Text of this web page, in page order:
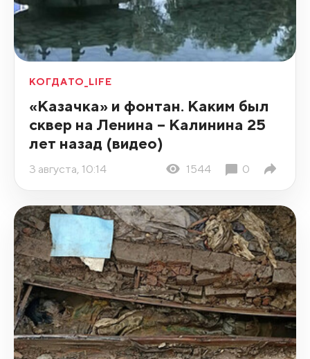
КОГДАТО_LIFE
«Казачка» и фонтан. Каким был
сквер на Ленина – Калинина 25
лет назад (видео)
3 августа, 10:14 1544 0